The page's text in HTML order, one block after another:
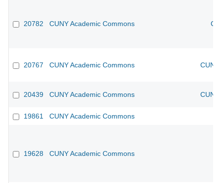
20782 CUNY Academic Commons
20767 CUNY Academic Commons
20439 CUNY Academic Commons
19861 CUNY Academic Commons
19628 CUNY Academic Commons